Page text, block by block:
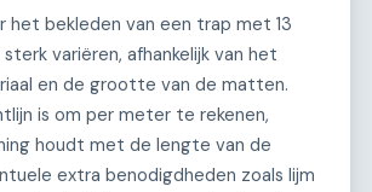
het bekleden van een trap met 13
variëren, afhankelijk van het
en de grootte van de matten.
is om per meter te rekenen,
houdt met de lengte van de
extra benodigdheden zoals lijm